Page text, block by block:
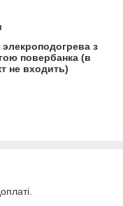
элекроподогрева з
повербанка (в
не входить)